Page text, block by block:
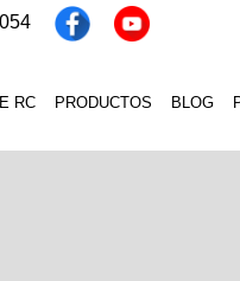
RC PRODUCTOS BLOG